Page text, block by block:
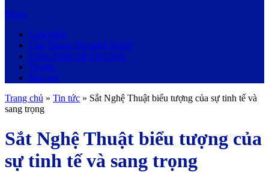
Menu
Giới thiệu
Cầu Thang Sắt nghệ Thuật
Công Trình Đã Thi Công
Tin tức
Báo giá
Trang chủ » Tin tức » Sắt Nghệ Thuật biểu tượng của sự tinh tế và
sang trọng
Sắt Nghệ Thuật biểu tượng của
sự tinh tế và sang trọng